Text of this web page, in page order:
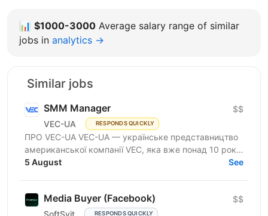
📊 $1000-3000 Average salary range of similar
jobs in analytics →
Similar jobs
SMM Manager
VEC-UA RESPONDS QUICKLY
$$
ПРО VEC-UA VEC-UA — українське представництво
американської компанії VEC, яка вже понад 10 років
трансформує будівельну галузь за допомогою BIM
5 August See
Media Buyer (Facebook)
SoftSvit RESPONDS QUICKLY
$$